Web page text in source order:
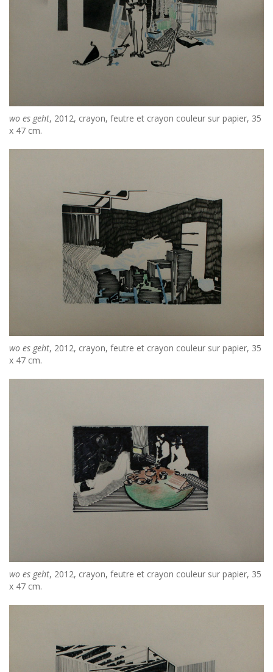
wo es geht, 2012, crayon, feutre et crayon couleur sur papier, 35
x 47 cm.
wo es geht, 2012, crayon, feutre et crayon couleur sur papier, 35
x 47 cm.
wo es geht, 2012, crayon, feutre et crayon couleur sur papier, 35
x 47 cm.